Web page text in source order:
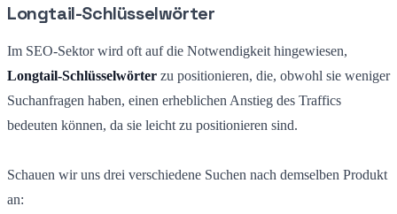
Longtail-Schlüsselwörter
Im SEO-Sektor wird oft auf die Notwendigkeit hingewiesen,
Longtail-Schlüsselwörter zu positionieren, die, obwohl sie weniger
Suchanfragen haben, einen erheblichen Anstieg des Traffics
bedeuten können, da sie leicht zu positionieren sind.
Schauen wir uns drei verschiedene Suchen nach demselben Produkt
an: